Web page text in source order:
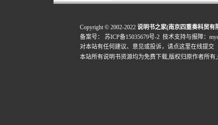
Copyright © 2002-2022 说明书之家(南京四重奏科贸有
备案号：
苏ICP备15035679号-2 技术支持与报障：
对本站有任何建议、意见或投诉， 请点这里在线提交
本站所有说明书资源均为免费下载,版权归原作者所